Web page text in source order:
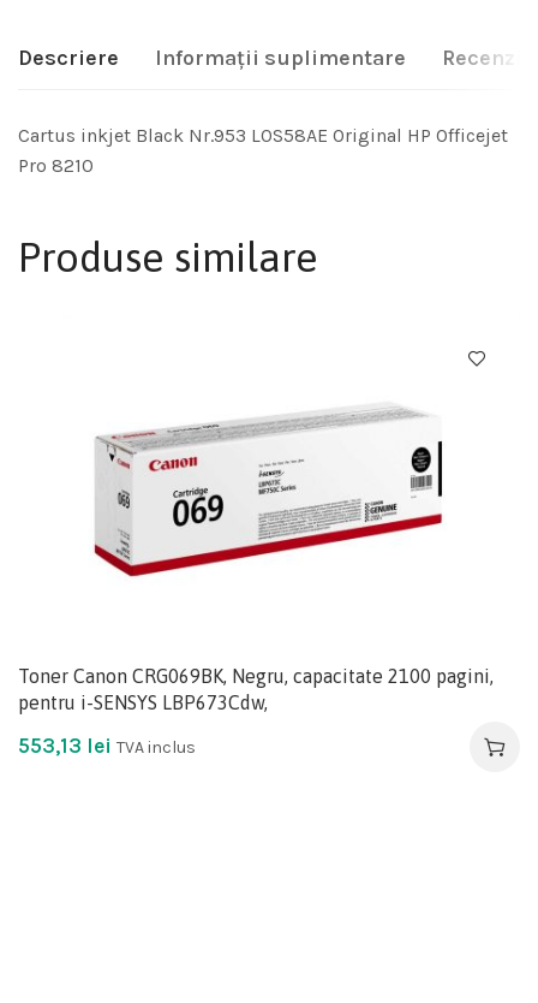
Descriere Informații suplimentare Recenzii
Cartus inkjet Black Nr.953 L0S58AE Original HP Officejet
Pro 8210
Produse similare
Toner Canon CRG069BK, Negru, capacitate 2100 pagini,
pentru i-SENSYS LBP673Cdw,
553,13 lei TVA inclus